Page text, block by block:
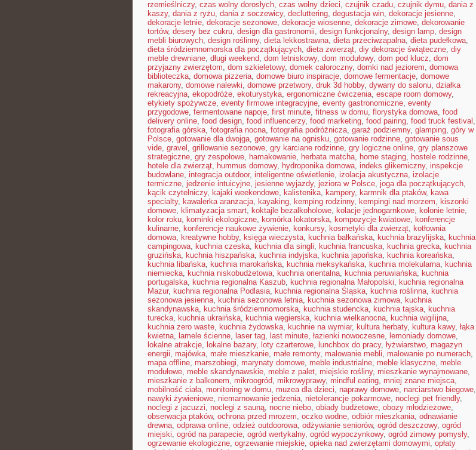
rzemieślniczy, czas wolny dorosłych, czas wolny dzieci, czujnik czadu, czujnik dymu, dania z
kaszy, dania z ryżu, dania z soczewicy, decluttering, degustacja win, dekoracje jesienne,
dekoracje letnie, dekoracje sezonowe, dekoracje wiosenne, dekoracje zimowe, dekorowanie
tortów, desery bez cukru, design dla gastronomii, design funkcjonalny, design lamp, design
mebli biurowych, design roślinny, dieta lekkostrawna, dieta przeciwzapalna, dieta pudełkowa,
dieta śródziemnomorska dla początkujących, dieta zwierząt, diy dekoracje świąteczne, diy
meble drewniane, długi weekend, dom letniskowy, dom modułowy, dom pod klucz, dom
przyjazny zwierzętom, dom szkieletowy, domek całoroczny, domki nad jeziorem, domowa
biblioteczka, domowa pizzeria, domowe biuro inspiracje, domowe fermentacje, domowe
makarony, domowe nalewki, domowe przetwory, druk 3d hobby, dywany do salonu, działka
rekreacyjna, ekopodróże, ekoturystyka, ergonomiczne ćwiczenia, escape room domowy,
etykiety spożywcze, eventy firmowe integracyjne, eventy gastronomiczne, eventy
przygodowe, fermentowane napoje, first minute, fitness w domu, florystyka domowa, food
delivery online, food design, food influencerzy, food marketing, food pairing, food truck festival ,
fotografia górska, fotografia nocna, fotografia podróżnicza, garaż podziemny, glamping, góry w
Polsce, gotowanie dla dwojga, gotowanie na ognisku, gotowanie rodzinne, gotowanie sous
vide, gravel , grillowanie sezonowe, gry karciane rodzinne, gry logiczne online, gry planszowe
strategiczne, gry zespołowe, hamakowanie, herbata matcha, home staging, hostele rodzinne,
hotele dla zwierząt, hummus domowy, hydroponika domowa, indeks glikemiczny, inspekcje
budowlane, integracja outdoor, inteligentne oświetlenie, izolacja akustyczna, izolacje
termiczne, jedzenie intuicyjne, jesienne wyjazdy, jeziora w Polsce, joga dla początkujących,
kącik czytelniczy, kajaki weekendowe, kalistenika, kampery, karmnik dla ptaków, kawa
specialty, kawalerka aranżacja, kayaking, kemping rodzinny, kempingi nad morzem, kiszonki
domowe, klimatyzacja smart, koktajle bezalkoholowe, kolacje jednogarnkowe, kolonie letnie,
kolor roku, kominki ekologiczne, komórka lokatorska, kompozycje kwiatowe, konferencje
kulinarne, konferencje naukowe żywienie, konkursy, kosmetyki dla zwierząt, kotłownia
domowa, kreatywne hobby, księga wieczysta, kuchnia bałkańska, kuchnia brazylijska, kuchnia
campingowa, kuchnia czeska, kuchnia dla singli, kuchnia francuska, kuchnia grecka, kuchnia
gruzińska, kuchnia hiszpańska, kuchnia indyjska, kuchnia japońska, kuchnia koreańska,
kuchnia libańska, kuchnia marokańska, kuchnia meksykańska, kuchnia molekularna, kuchnia
niemiecka, kuchnia niskobudżetowa, kuchnia orientalna, kuchnia peruwiańska, kuchnia
portugalska, kuchnia regionalna Kaszub, kuchnia regionalna Małopolski, kuchnia regionalna
Mazur, kuchnia regionalna Podlasia, kuchnia regionalna Śląska, kuchnia roślinna, kuchnia
sezonowa jesienna, kuchnia sezonowa letnia, kuchnia sezonowa zimowa, kuchnia
skandynawska, kuchnia śródziemnomorska, kuchnia studencka, kuchnia tajska, kuchnia
turecka, kuchnia ukraińska, kuchnia węgierska, kuchnia wielkanocna, kuchnia wigilijna,
kuchnia zero waste, kuchnia żydowska, kuchnie na wymiar, kultura herbaty, kultura kawy, łąka
kwietna, lamele ścienne, laser tag, last minute, łazienki nowoczesne, lemoniady domowe,
lokalne atrakcje, lokalne bazary, loty czarterowe, lunchbox do pracy, łyżwiarstwo, magazyn
energii, majówka, małe mieszkanie, małe remonty, malowanie mebli, malowanie po numerach,
mapa offline, marszobiegi, marynaty domowe, meble industrialne, meble klasyczne, meble
modułowe, meble skandynawskie, meble z palet, miejskie rośliny, mieszkanie wynajmowane,
mieszkanie z balkonem, mikroogród, mikrowyprawy, mindful eating, mniej znane miejsca,
mobilność ciała, monitoring w domu, muzea dla dzieci, naprawy domowe, narciarstwo biegowe,
nawyki żywieniowe, niemarnowanie jedzenia, nietolerancje pokarmowe, noclegi pet friendly,
noclegi z jacuzzi, noclegi z sauną, nocne niebo, obiady budżetowe, obozy młodzieżowe,
obserwacja ptaków, ochrona przed mrozem, oczko wodne, odbiór mieszkania, odnawianie
drewna, odprawa online, odzież outdoorowa, odżywianie seniorów, ogród deszczowy, ogród
miejski, ogród na parapecie, ogród wertykalny, ogród wypoczynkowy, ogród zimowy pomysły,
ogrzewanie ekologiczne, ogrzewanie miejskie, opieka nad zwierzętami domowymi, opłaty